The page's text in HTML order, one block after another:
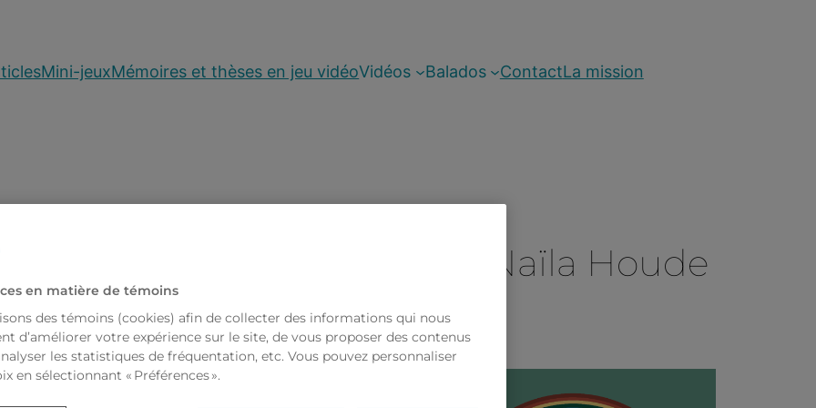
Mini-jeuxMémoires et thèses en jeu vidéoVidéos Balados ContactLa mission
Côté, Patrice Gasset, Naïla Houde
en matière de témoins
des témoins (cookies) afin de collecter des informations qui nous
d’améliorer votre expérience sur le site, de vous proposer des contenus
les statistiques de fréquentation, etc. Vous pouvez personnaliser
en sélectionnant « Préférences ».